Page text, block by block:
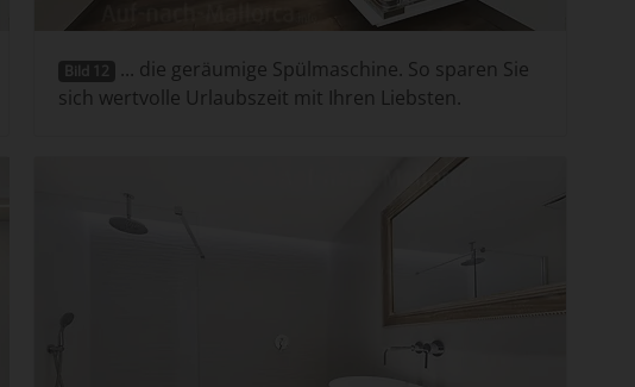
Bild 12 ... die geräumige Spülmaschine. So sparen Sie
sich wertvolle Urlaubszeit mit Ihren Liebsten.